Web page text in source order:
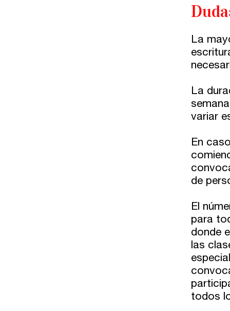
La
La
variar
En
de
El
para
donde
las
todos